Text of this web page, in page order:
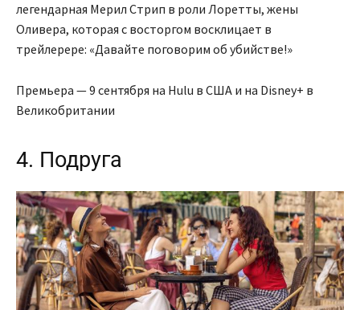
легендарная Мерил Стрип в роли Лоретты, жены
Оливера, которая с восторгом восклицает в
трейлерере: «Давайте поговорим об убийстве!»
Премьера — 9 сентября на Hulu в США и на Disney+ в
Великобритании
4. Подруга